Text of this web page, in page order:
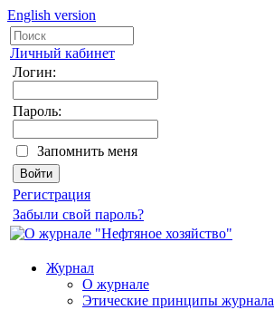
English version
Личный кабинет
Логин:
Пароль:
Запомнить меня
Регистрация
Забыли свой пароль?
Журнал
О журнале
Этические принципы журнала